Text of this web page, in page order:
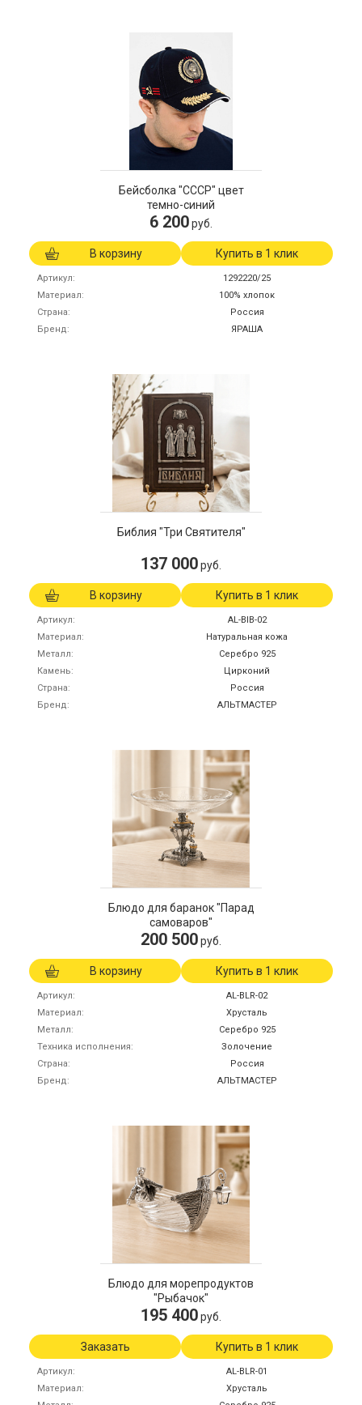
Бейсболка "СССР" цвет
темно-синий
6 200руб.
В корзину Купить в 1 клик
Артикул
1292220/25
Материал
100% хлопок
Страна
Россия
Бренд
ЯРАША
Библия "Три Святителя"
137 000руб.
В корзину Купить в 1 клик
Артикул
AL-BIB-02
Материал
Натуральная кожа
Металл
Серебро 925
Камень
Цирконий
Страна
Россия
Бренд
АЛЬТМАСТЕР
Блюдо для баранок "Парад
самоваров"
200 500руб.
В корзину Купить в 1 клик
Артикул
AL-BLR-02
Материал
Хрусталь
Металл
Серебро 925
Техника исполнения
Золочение
Страна
Россия
Бренд
АЛЬТМАСТЕР
Блюдо для морепродуктов
"Рыбачок"
195 400руб.
Заказать Купить в 1 клик
Артикул
AL-BLR-01
Материал
Хрусталь